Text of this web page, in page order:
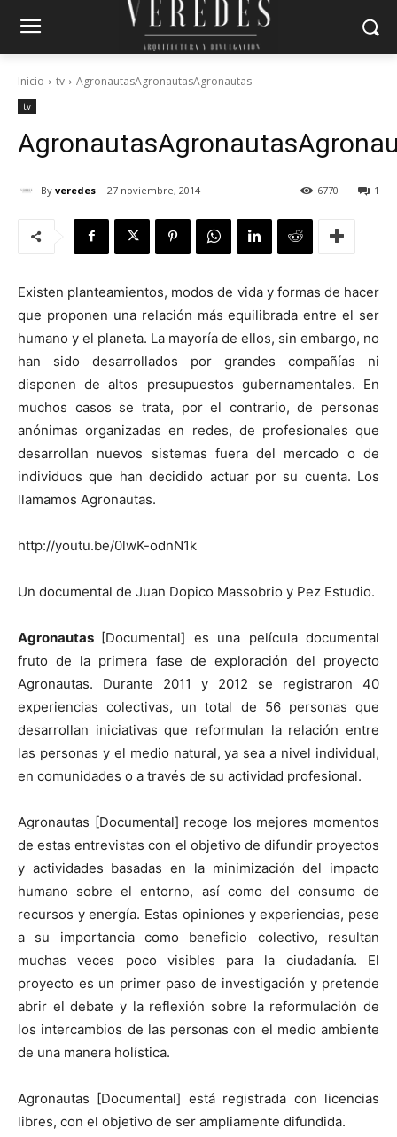
Inicio tv AgronautasAgronautasAgronautas
tv
AgronautasAgronautas
By veredes 27 noviembre, 2014 1
6770
Existen planteamientos, modos de vida y formas de hacer
que proponen una relación más equilibrada entre el ser
humano y el planeta. La mayoría de ellos, sin embargo, no
han sido desarrollados por grandes compañías ni
disponen de altos presupuestos gubernamentales. En
muchos casos se trata, por el contrario, de personas
anónimas organizadas en redes, de profesionales que
desarrollan nuevos sistemas fuera del mercado o de
individuos que han decidido actuar por su cuenta. Los
llamamos Agronautas.
http://youtu.be/0lwK-odnN1k
Un documental de Juan Dopico Massobrio y Pez Estudio.
Agronautas [Documental] es una película documental
fruto de la primera fase de exploración del proyecto
Agronautas. Durante 2011 y 2012 se registraron 40
experiencias colectivas, un total de 56 personas que
desarrollan iniciativas que reformulan la relación entre
las personas y el medio natural, ya sea a nivel individual,
en comunidades o a través de su actividad profesional.
Agronautas [Documental] recoge los mejores momentos
de estas entrevistas con el objetivo de difundir proyectos
y actividades basadas en la minimización del impacto
humano sobre el entorno, así como del consumo de
recursos y energía. Estas opiniones y experiencias, pese
a su importancia como beneficio colectivo, resultan
muchas veces poco visibles para la ciudadanía. El
proyecto es un primer paso de investigación y pretende
abrir el debate y la reflexión sobre la reformulación de
los intercambios de las personas con el medio ambiente
de una manera holística.
Agronautas [Documental] está registrada con licencias
libres, con el objetivo de ser ampliamente difundida.